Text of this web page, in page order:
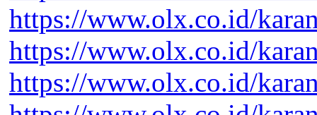
https://www.olx.co.id/
https://www.olx.co.id/
https://www.olx.co.id/